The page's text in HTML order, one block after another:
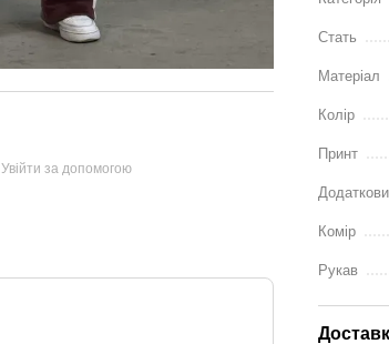
Увійти за допомогою
Стать
Матеріал
Колір
Принт
Комір
Рукав